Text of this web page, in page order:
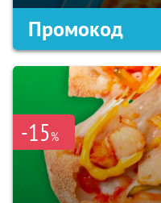
Промокод
-15%